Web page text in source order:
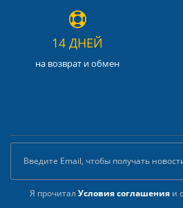
14 ДНЕЙ
на возврат и обмен
Я прочитал Условия соглашенияи